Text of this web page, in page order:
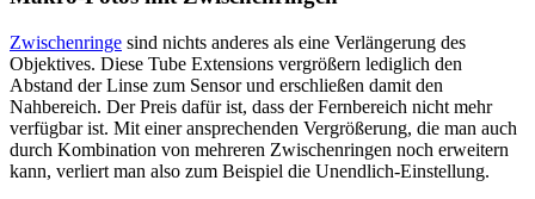
Zwischenringe sind nichts anderes als eine Verlängerung des
Objektives. Diese Tube Extensions vergrößern lediglich den
Abstand der Linse zum Sensor und erschließen damit den
Nahbereich. Der Preis dafür ist, dass der Fernbereich nicht mehr
verfügbar ist. Mit einer ansprechenden Vergrößerung, die man auch
durch Kombination von mehreren Zwischenringen noch erweitern
kann, verliert man also zum Beispiel die Unendlich-Einstellung.